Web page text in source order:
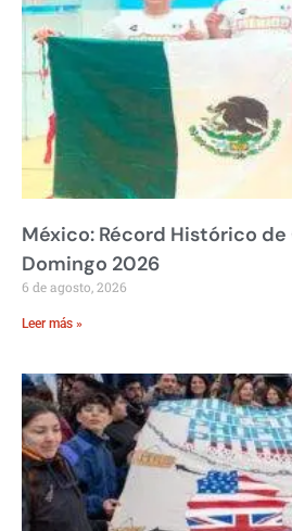
México: Récord Histórico de
Domingo 2026
6 de agosto, 2026
Leer más »